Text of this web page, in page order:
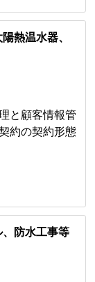
熱温水器、
と顧客情報管
約の契約形態
防水工事等